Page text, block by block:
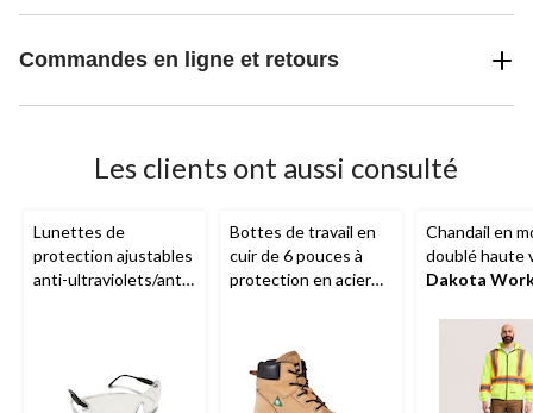
Commandes en ligne et retours
Les clients ont aussi consulté
Lunettes de
protection ajustables
anti-ultraviolets/anti-
Workhorse
Bottes de travail en
cuir de 6 pouces à
protection en acier
Chandail en
doublé haute
Dakota
glissière
longueur, pour
hommes